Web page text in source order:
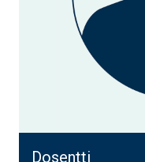
Dosentti